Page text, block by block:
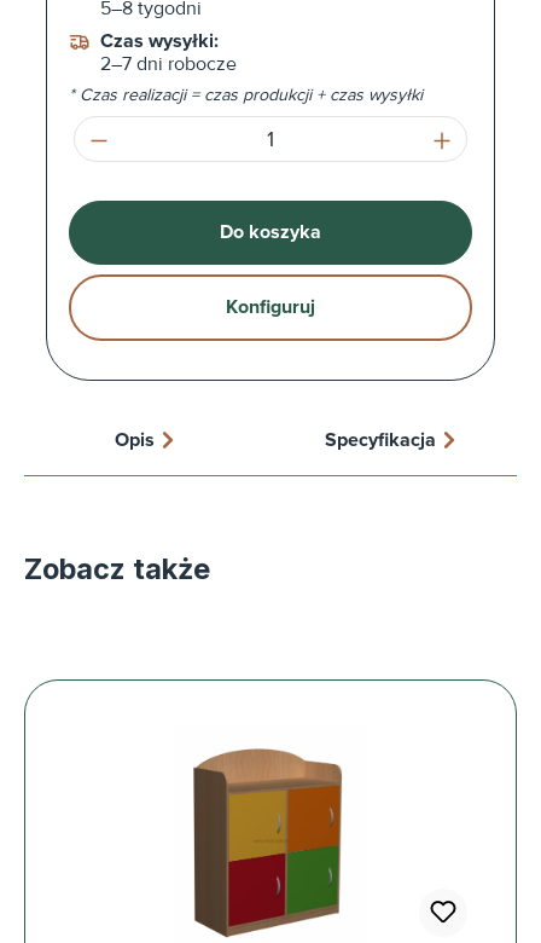
5–8 tygodni
Czas wysyłki:
2–7 dni robocze
* Czas realizacji = czas produkcji + czas wysyłki
Ilość produktu: Wprowadź żądaną
Do koszyka
Konfiguruj
Opis Specyfikacja
Zobacz także